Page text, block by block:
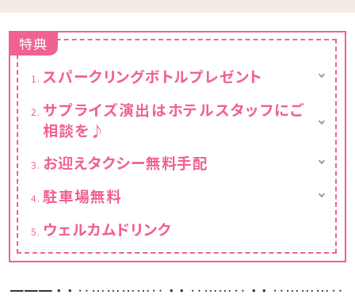
特典
スパークリングボトルプレゼント
ル(750ml)をプレゼント！
お部屋やジャグジーで、ゆっくりお楽しみくださ
サプライズ演出はホテルスタッフにご
相談を♪
途料金にてご案内有り)、ご連絡のとれるご予
※ホテルスタッフよりご連絡をさせていただき
お迎えタクシー無料手配
当館にて最寄りの
全額負担いたします。
詳細はプラン内容よりチェック！
駐車場無料
ウェルカムドリンク
━━━・・‥…………‥・・‥……‥・・‥………‥